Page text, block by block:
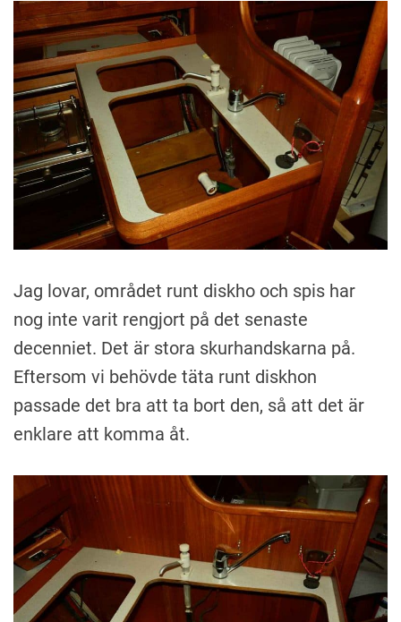
A
n
k
i
Jag lovar, området runt diskho och spis har
nog inte varit rengjort på det senaste
decenniet. Det är stora skurhandskarna på.
Eftersom vi behövde täta runt diskhon
passade det bra att ta bort den, så att det är
enklare att komma åt.